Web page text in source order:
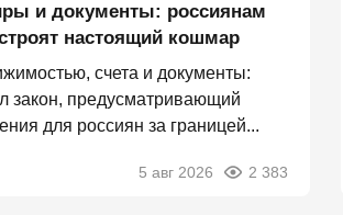
и документы: россиянам
настоящий кошмар
счета и документы:
закон, предусматривающий
для россиян за границей...
5 авг 2026 2 383